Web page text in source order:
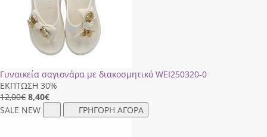
Γυναικεία σαγιονάρα με διακοσμητικό WΕΙ250320-0
ΕΚΠΤΩΣΗ 30%
12,00€ 8,40€
SALE NEW ΓΡΗΓΟΡΗ ΑΓΟΡΑ